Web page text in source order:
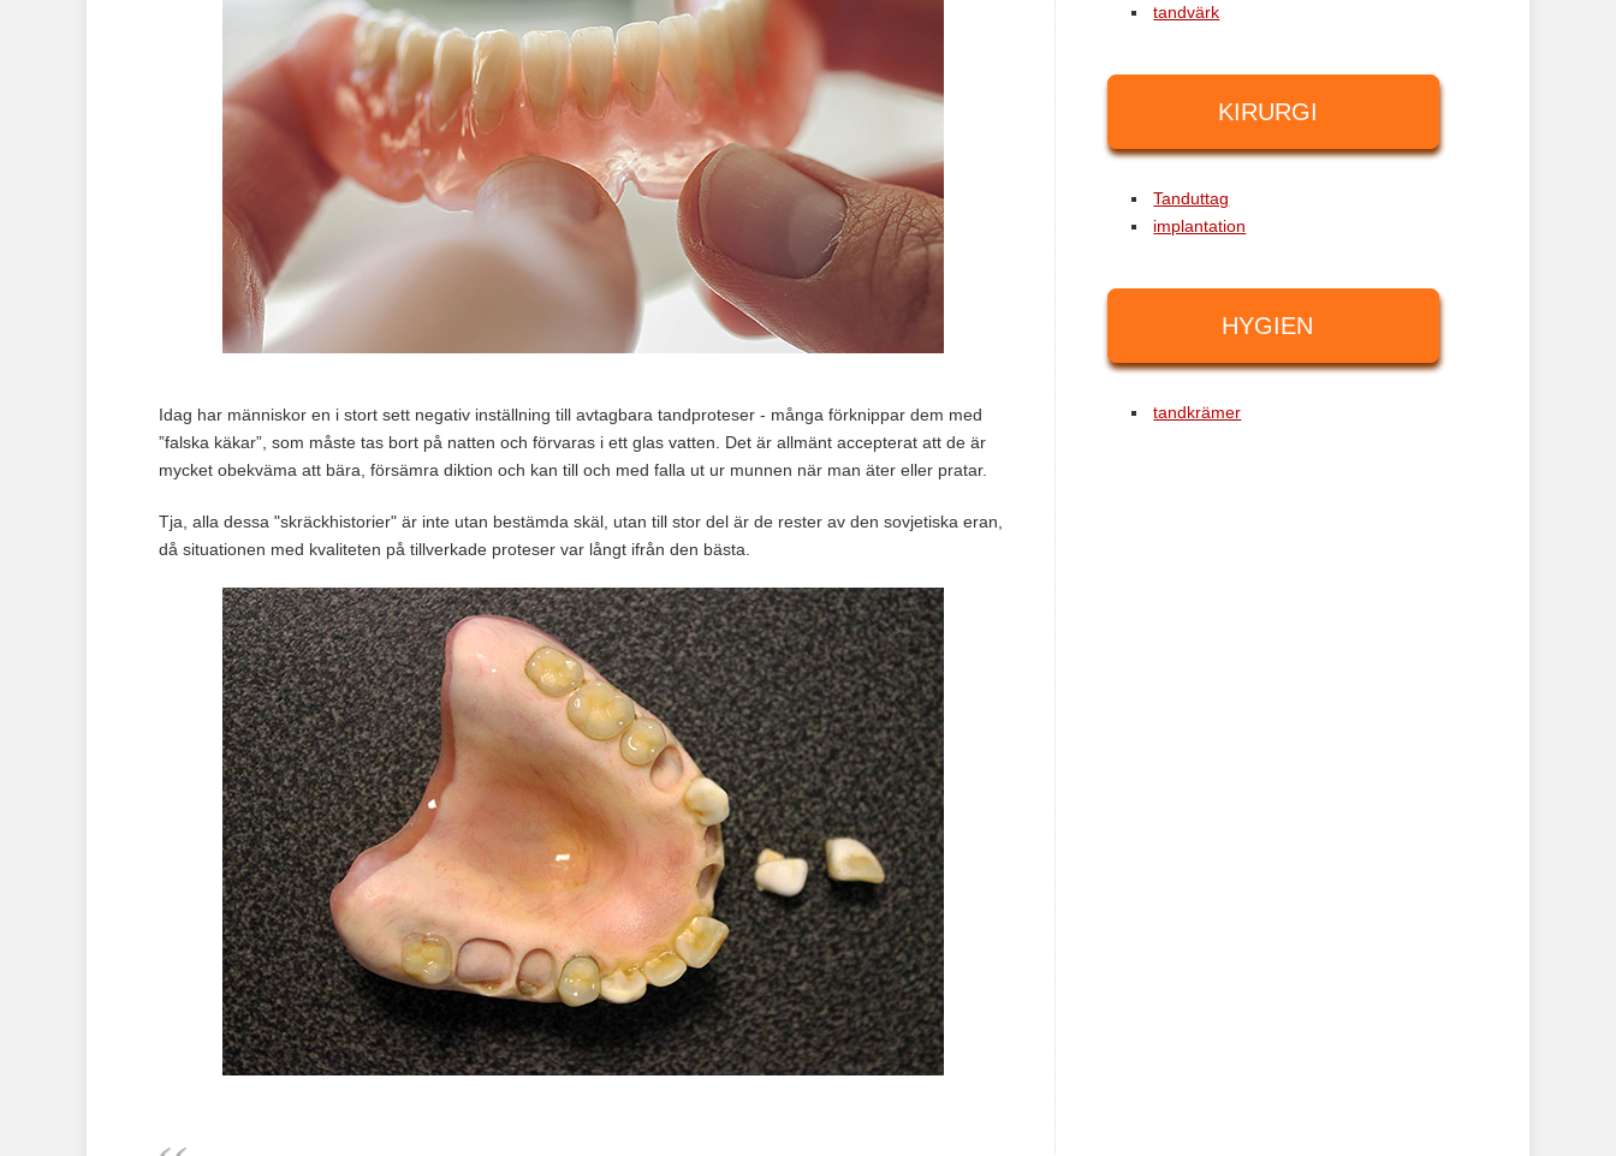
Idag har människor en i stort sett negativ inställning till avtagbara tandproteser - många förknippar dem med
”falska käkar”, som måste tas bort på natten och förvaras i ett glas vatten. Det är allmänt accepterat att de är
mycket obekväma att bära, försämra diktion och kan till och med falla ut ur munnen när man äter eller pratar.
Tja, alla dessa "skräckhistorier" är inte utan bestämda skäl, utan till stor del är de rester av den sovjetiska eran,
då situationen med kvaliteten på tillverkade proteser var långt ifrån den bästa.
tandvärk
KIRURGI
Tanduttag
implantation
HYGIEN
tandkrämer